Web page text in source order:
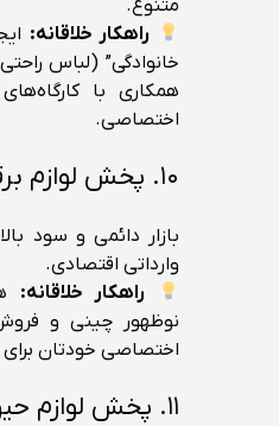
متنوع.
راهکار خلاقانه:
خانوادگی” (لباس
همکاری با
اختصاصی.
۱۰. پخش لوازم برقی سبک
بازار دائمی و سود
وارداتی اقتصادی.
راهکار خلاقانه:
نوظهور چینی و
اختصاصی خودتان برای
۱۱. پخش لوازم حیوانات خانگی